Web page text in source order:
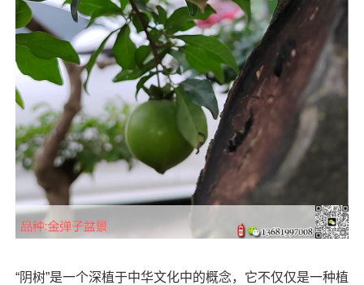
“阴树”是一个深植于中华文化中的概念，它不仅仅是一种植